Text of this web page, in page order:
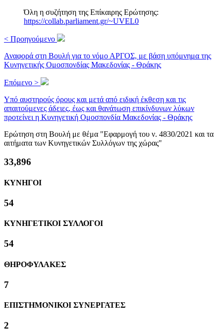
Όλη η συζήτηση της Επίκαιρης Ερώτησης:
https://collab.parliament.gr/~UVEL0
< Προηγούμενο
Αναφορά στη Βουλή για το νόμο ΑΡΓΟΣ, με βάση υπόμνημα της
Κυνηγετικής Ομοσπονδίας Μακεδονίας - Θράκης
Επόμενο >
Υπό αυστηρούς όρους και μετά από ειδική έκθεση και τις
απαιτούμενες άδειες, έως και θανάτωση επικίνδυνων λύκων
προτείνει η Κυνηγετική Ομοσπονδία Μακεδονίας - Θράκης
Ερώτηση στη Βουλή με θέμα "Εφαρμογή του ν. 4830/2021 και τα
αιτήματα των Κυνηγετικών Συλλόγων της χώρας"
36,639
ΚΥΝΗΓΟΙ
58
ΚΥΝΗΓΕΤΙΚΟΙ ΣΥΛΛΟΓΟΙ
58
ΘΗΡΟΦΥΛΑΚΕΣ
8
ΕΠΙΣΤΗΜΟΝΙΚΟΙ ΣΥΝΕΡΓΑΤΕΣ
2